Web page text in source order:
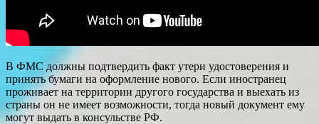
В ФМС должны подтвердить факт утери удостоверения и
принять бумаги на оформление нового. Если иностранец
проживает на территории другого государства и выехать из
страны он не имеет возможности, тогда новый документ ему
могут выдать в консульстве РФ.